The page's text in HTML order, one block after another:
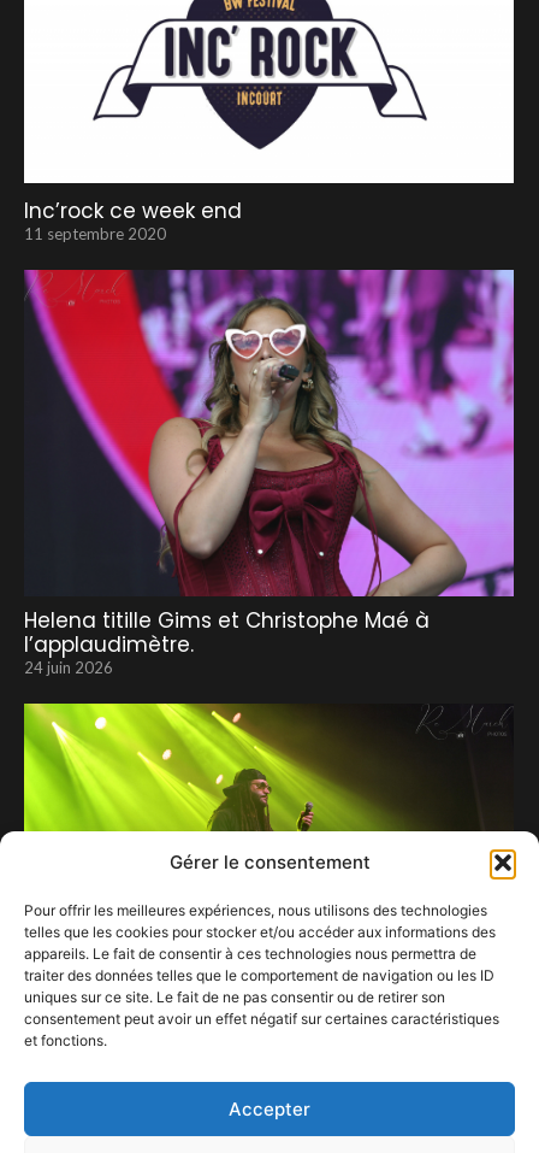
Gérer le consentement
Pour offrir les meilleures expériences, nous utilisons des technologies
telles que les cookies pour stocker et/ou accéder aux informations des
appareils. Le fait de consentir à ces technologies nous permettra de
traiter des données telles que le comportement de navigation ou les ID
uniques sur ce site. Le fait de ne pas consentir ou de retirer son
consentement peut avoir un effet négatif sur certaines caractéristiques
et fonctions.
Accepter
Inc’rock ce week end
11 septembre 2020
Helena titille Gims et Christophe Maé à
l’applaudimètre.
24 juin 2026
25 septembre 2024